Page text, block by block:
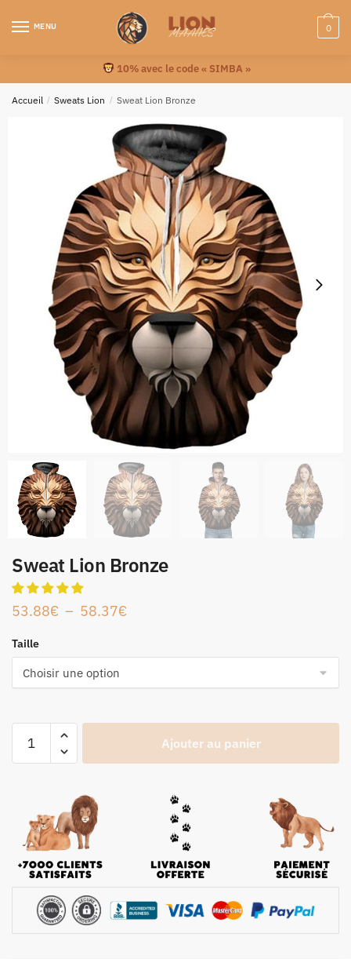
MENU 0
10% avec le code « SIMBA »
Accueil / Sweats Lion / Sweat Lion Bronze
Sweat Lion Bronze
53.88€ – 58.37€
Taille
Ajouter au panier